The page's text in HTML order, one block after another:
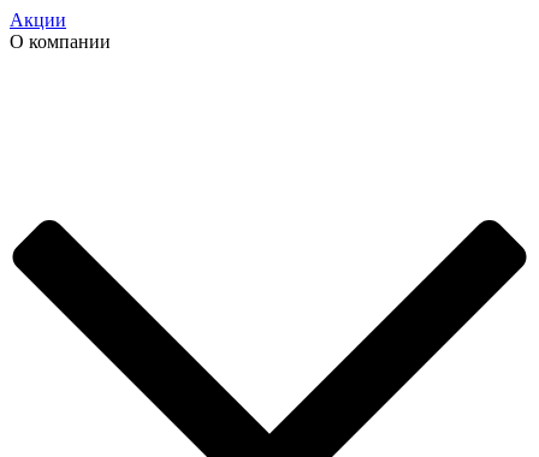
Акции
О компании